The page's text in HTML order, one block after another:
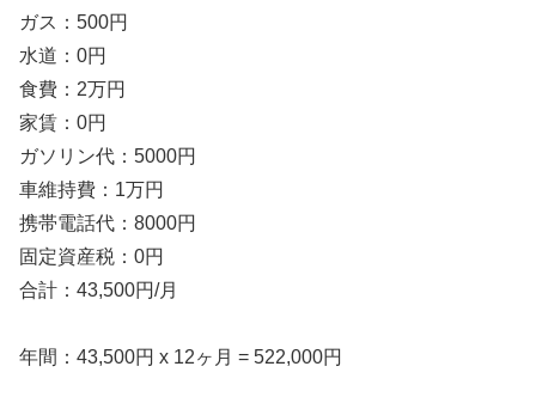
ガス：500円
水道：0円
食費：2万円
家賃：0円
ガソリン代：5000円
車維持費：1万円
携帯電話代：8000円
固定資産税：0円
合計：43,500円/月
年間：43,500円 x 12ヶ月 = 522,000円